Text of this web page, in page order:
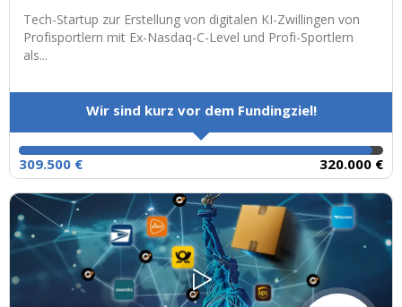
Tech-Startup zur Erstellung von digitalen KI-Zwillingen von
Profisportlern mit Ex-Nasdaq-C-Level und Profi-Sportlern
als...
Wir sind kurz vor dem Fundingziel!
309.500 € 320.000 €